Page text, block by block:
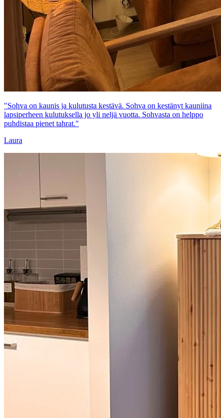
"Sohva on kaunis ja kulutusta kestävä. Sohva on kestänyt kauniina
lapsiperheen kulutuksella jo yli neljä vuotta. Sohvasta on helppo
puhdistaa pienet tahrat."
Laura